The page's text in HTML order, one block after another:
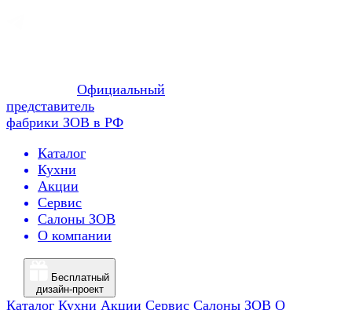
Официальный
представитель
фабрики ЗОВ в РФ
Каталог
Кухни
Акции
Сервис
Салоны ЗОВ
О компании
Бесплатный
дизайн-проект
Каталог Кухни Акции Сервис Салоны ЗОВ О